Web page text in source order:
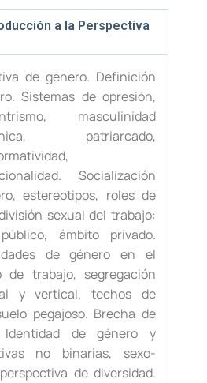
a la Perspectiva
de género. Definición
Sistemas de opresión,
masculinidad
patriarcado,
Socialización
estereotipos, roles de
sexual del trabajo:
ámbito privado.
de género en el
de trabajo, segregación
y vertical, techos de
pegajoso. Brecha de
Identidad de género y
no binarias, sexo-
de diversidad.